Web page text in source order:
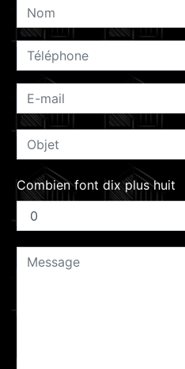
Combien font dix plus huit